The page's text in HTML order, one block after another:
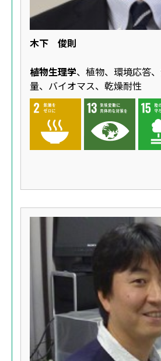
木下 俊則
植物生理学、植物、環境応答
量、バイオマス、乾燥耐性